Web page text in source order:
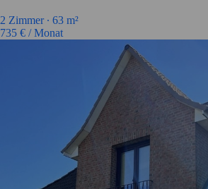
2 Zimmer ∙ 63 m²
735 € / Monat